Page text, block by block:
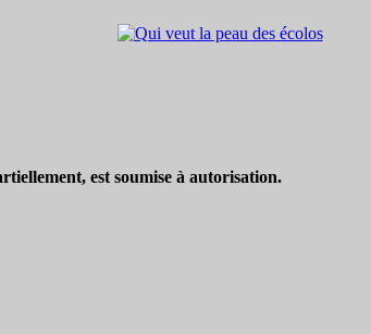
est soumise à autorisation.